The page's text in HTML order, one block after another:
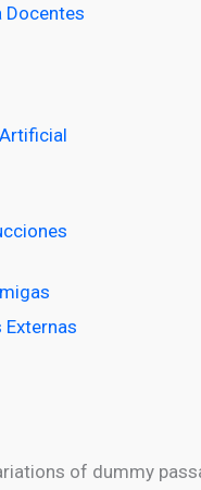
Docentes
of dummy